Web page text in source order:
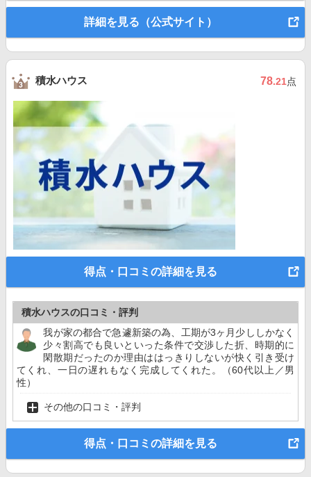
詳細を見る（公式サイト）
積水ハウス 78.21点
得点・口コミの詳細を見る
積水ハウスの口コミ・評判
我が家の都合で急遽新築の為、工期が3ヶ月少ししかなく
少々割高でも良いといった条件で交渉した折、時期的に
閑散期だったのか理由ははっきりしないが快く引き受け
てくれ、一日の遅れもなく完成してくれた。（60代以上／男
性）
その他の口コミ・評判
得点・口コミの詳細を見る